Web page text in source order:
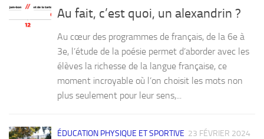
Au fait, c’est quoi, un alexandrin ?
Au cœur des programmes de français, de la 6e à
3e, l’étude de la poésie permet d’aborder avec les
élèves la richesse de la langue française, ce
moment incroyable où l’on choisit les mots non
plus seulement pour leur sens,...
ÉDUCATION PHYSIQUE ET SPORTIVE 23 FÉVRIER 2024